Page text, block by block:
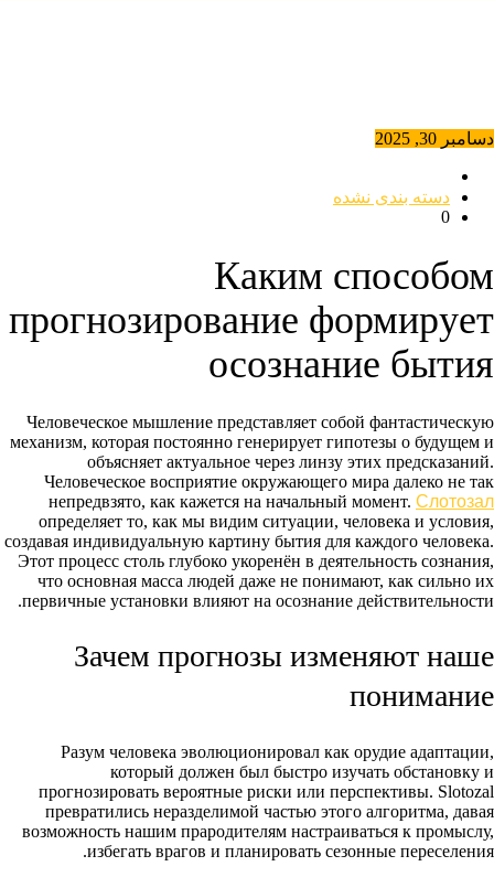
دسامبر 30, 2025
دسته بندی نشده
0
Каким способом
прогнозирование формирует
осознание бытия
Человеческое мышление представляет собой фантастическую
механизм, которая постоянно генерирует гипотезы о будущем и
объясняет актуальное через линзу этих предсказаний.
Человеческое восприятие окружающего мира далеко не так
непредвзято, как кажется на начальный момент. Слотозал
определяет то, как мы видим ситуации, человека и условия,
создавая индивидуальную картину бытия для каждого человека.
Этот процесс столь глубоко укоренён в деятельность сознания,
что основная масса людей даже не понимают, как сильно их
первичные установки влияют на осознание действительности.
Зачем прогнозы изменяют наше
понимание
Разум человека эволюционировал как орудие адаптации,
который должен был быстро изучать обстановку и
прогнозировать вероятные риски или перспективы. Slotozal
превратились неразделимой частью этого алгоритма, давая
возможность нашим прародителям настраиваться к промыслу,
избегать врагов и планировать сезонные переселения.